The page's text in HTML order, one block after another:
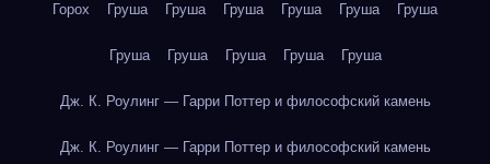
Горох Груша Груша Груша Груша Груша Груша
Груша Груша Груша Груша Груша
Дж. К. Роулинг — Гарри Поттер и философский камень
Дж. К. Роулинг — Гарри Поттер и философский камень